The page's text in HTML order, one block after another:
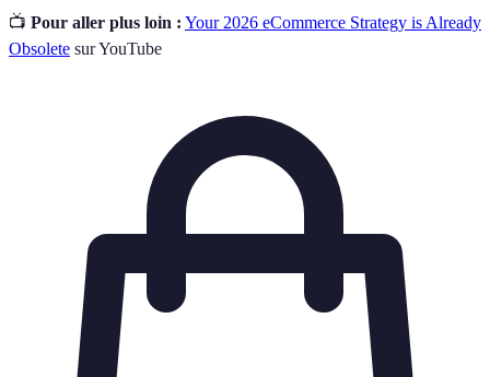
📺 Pour aller plus loin : Your 2026 eCommerce Strategy is Already
Obsolete sur YouTube